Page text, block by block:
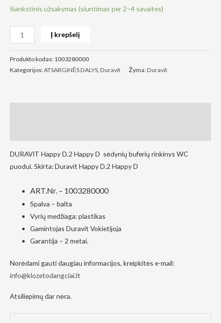
Išankstinis užsakymas (siuntimas per 2–4 savaites)
Į krepšelį
Produkto kodas: 1003280000
Kategorijos:ATSARGINĖS DALYS, Duravit Žyma:Duravit
DURAVIT Happy D.2 Happy D sėdynių buferių rinkinys WC
puodui. Skirta: Duravit Happy D.2 Happy D
ART.Nr. – 1003280000
Spalva – balta
Vyrių medžiaga: plastikas
Gamintojas Duravit Vokietijoja
Garantija – 2 metai.
Norėdami gauti daugiau informacijos, kreipkitės e-mail:
info@klozetodangciai.lt
Atsiliepimų dar nėra.
slapukai
yra
reikalingi,
svetainė
veiktų.
Siekdami
į tai, kaip
svetainė yra
Patirtis
Kad mūsų
svetainė
veiktų kuo
geriau jūsų
atsisakysite
šių slapukų,
kai kurios
svetainės